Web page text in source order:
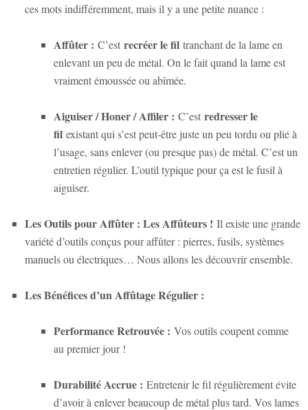
ces mots indifféremment, mais il y a une petite nuance :
Affûter : C’est recréer le fil tranchant de la lame en
enlevant un peu de métal. On le fait quand la lame est
vraiment émoussée ou abîmée.
Aiguiser / Honer / Affiler : C’est redresser le
fil existant qui s’est peut-être juste un peu tordu ou plié à
l’usage, sans enlever (ou presque pas) de métal. C’est un
entretien régulier. L’outil typique pour ça est le fusil à
aiguiser.
Les Outils pour Affûter : Les Affûteurs ! Il existe une grande
variété d’outils conçus pour affûter : pierres, fusils, systèmes
manuels ou électriques… Nous allons les découvrir ensemble.
Les Bénéfices d’un Affûtage Régulier :
Performance Retrouvée : Vos outils coupent comme
au premier jour !
Durabilité Accrue : Entretenir le fil régulièrement évite
d’avoir à enlever beaucoup de métal plus tard. Vos lames